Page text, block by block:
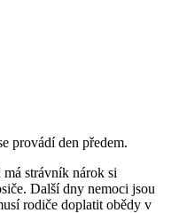
provádí den předem.
strávník nárok si
Další dny nemoci jsou
rodiče doplatit obědy v